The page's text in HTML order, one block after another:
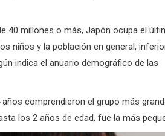
40 millones o más, Japón ocupa el
niños y la población en general,
indica el anuario demográfico de las
comprendieron el grupo más
los 2 años de edad, fue la más